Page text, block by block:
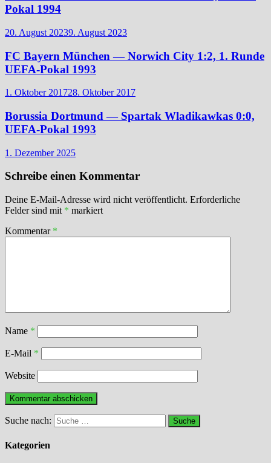
Pokal 1994
20. August 20239. August 2023
FC Bayern München — Norwich City 1:2, 1. Runde
UEFA-Pokal 1993
1. Oktober 201728. Oktober 2017
Borussia Dortmund — Spartak Wladikawkas 0:0,
UEFA-Pokal 1993
1. Dezember 2025
Schreibe einen Kommentar
Deine E-Mail-Adresse wird nicht veröffentlicht. Erforderliche
Felder sind mit * markiert
Kommentar *
Name *
E-Mail *
Website
Suche nach:
Kategorien